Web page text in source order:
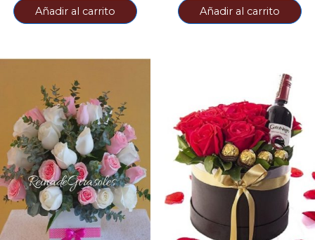
Añadir al carrito Añadir al carrito